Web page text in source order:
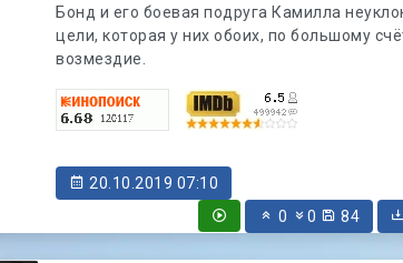
Бонд и его боевая подруга Камилла
цели, которая у них обоих, по большому
возмездие.
20.10.2019 07:10
0
0 84